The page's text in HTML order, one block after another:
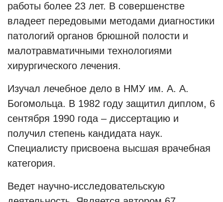
работы более 23 лет. В совершенстве
владеет передовыми методами диагностики
патологий органов брюшной полости и
малотравматичными технологиями
хирургического лечения.
Изучал лечебное дело в НМУ им. А. А.
Богомольца. В 1982 году защитил диплом, 6
сентября 1990 года – диссертацию и
получил степень кандидата наук.
Специалисту присвоена высшая врачебная
категория.
Ведет научно-исследовательскую